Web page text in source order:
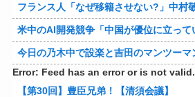
フランス人「なぜ移籍させない?」中村敬斗に複数オファー！ランスが46億円要求でまさかの残留の
米中のAI開発競争「中国が優位に立っている」
今日の乃木中で設楽と吉田のマンツーマン卒業対談やるよな？ やってく
Error: Feed has an error or is not valid.
【第30回】豊臣兄弟！【清須会議】